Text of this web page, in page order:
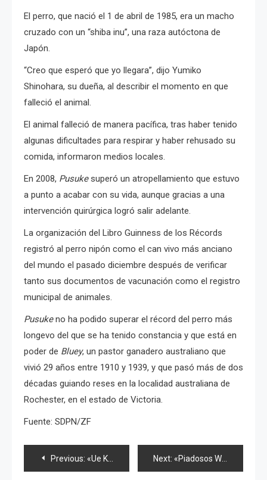
El perro, que nació el 1 de abril de 1985, era un macho
cruzado con un “shiba inu”, una raza autóctona de
Japón.
“Creo que esperó que yo llegara”, dijo Yumiko
Shinohara, su dueña, al describir el momento en que
falleció el animal.
El animal falleció de manera pacífica, tras haber tenido
algunas dificultades para respirar y haber rehusado su
comida, informaron medios locales.
En 2008, Pusukesuperó un atropellamiento que estuvo
a punto a acabar con su vida, aunque gracias a una
intervención quirúrgica logró salir adelante.
La organización del Libro Guinness de los Récords
registró al perro nipón como el can vivo más anciano
del mundo el pasado diciembre después de verificar
tanto sus documentos de vacunación como el registro
municipal de animales.
Pusukeno ha podido superar el récord del perro más
longevo del que se ha tenido constancia y que está en
poder de Bluey, un pastor ganadero australiano que
vivió 29 años entre 1910 y 1939, y que pasó más de dos
décadas guiando reses en la localidad australiana de
Rochester, en el estado de Victoria.
Fuente: SDPN/ZF
Navegación
Previous: «Ue Kara Mariko» vende 959,280 copias el día de su lanzamiento y nuevo club de Wotas Next: «Piadosos Wotas» otorgan su perdón y tercer sencillo de NMB48 para Febrero